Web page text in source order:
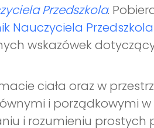
Przedszkola.
Nauczyciela
wskazówek
ciała oraz w
i porządkowymi w
i rozumieniu prostych